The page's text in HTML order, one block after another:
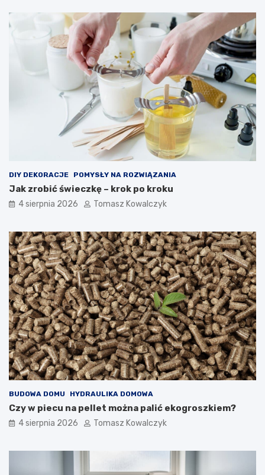
DIY DEKORACJE POMYSŁY NA ROZWIĄZANIA
Jak zrobić świeczkę – krok po kroku
4 sierpnia 2026 Tomasz Kowalczyk
BUDOWA DOMU HYDRAULIKA DOMOWA
Czy w piecu na pellet można palić ekogroszkiem?
4 sierpnia 2026 Tomasz Kowalczyk